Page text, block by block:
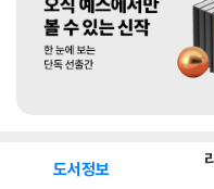
도서정보